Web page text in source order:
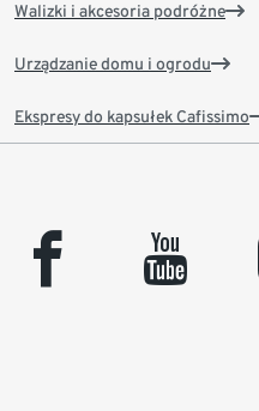
Walizki i akcesoria podróżne
Urządzanie domu i ogrodu
Ekspresy do kapsułek Cafissimo
facebook youtube